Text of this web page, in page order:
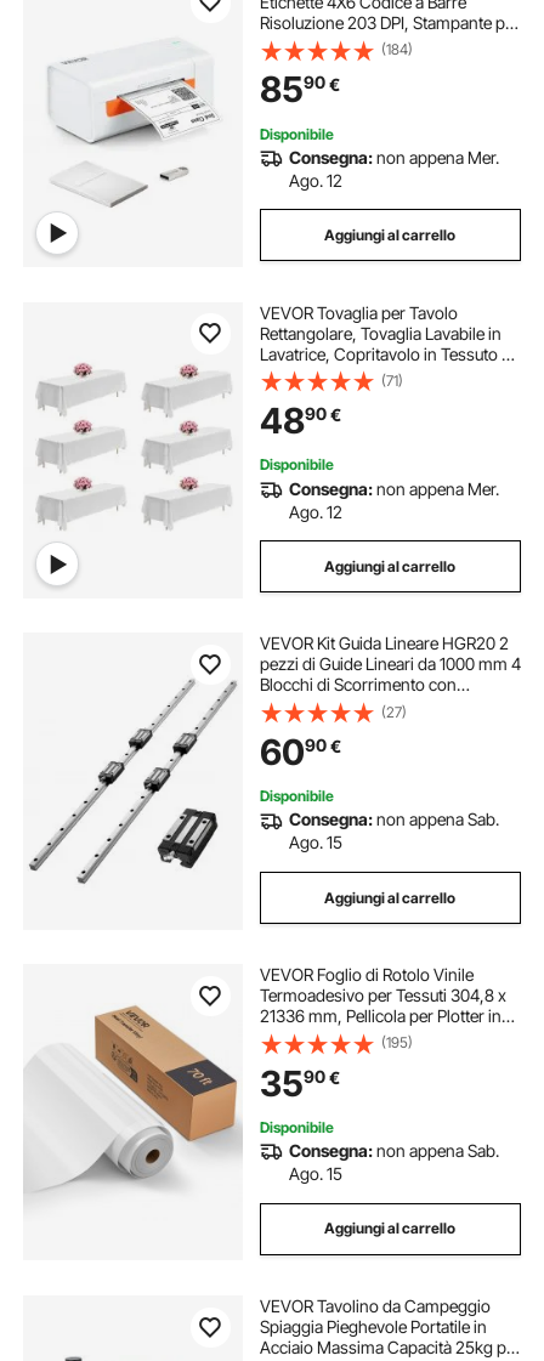
Risoluzione 203 DPI, Stampante per
Etichette Velocità da 150 mm/s
Compatibile a Sistema
Windows/MAC
OS/Linux/Chromebook,
Etichettatrice Termica
(184)
8590€
Disponibile
Consegna:non appena Mer.
Ago. 12
Aggiungi al carrello
VEVOR Tovaglia per Tavolo
Rettangolare, Tovaglia Lavabile in
Lavatrice, Copritavolo in Tessuto di
Poliestere Resistente alle Pieghe per
Matrimonio, Festa, Banchetto,
Bianco 6 Pezzi 2286 x 3353 mm
(71)
4890€
Disponibile
Consegna:non appena Mer.
Ago. 12
Aggiungi al carrello
VEVOR Kit Guida Lineare HGR20 2
pezzi di Guide Lineari da 1000 mm 4
Blocchi di Scorrimento con
Cuscinetti, Antiruggine Alta
Precisione, Binario Lineare per Fai
da te, Router CNC, Torni, Stampanti
3D
(27)
6090€
Disponibile
Consegna:non appena Sab.
Ago. 15
Aggiungi al carrello
VEVOR Foglio di Rotolo Vinile
Termoadesivo per Tessuti 304,8 x
21336 mm, Pellicola per Plotter in
Vinile a Trasferimento Termico per
Macchine da Taglio, per Magliette
Cuscini Cappelli, HTV, Bianco
(195)
3590€
Disponibile
Consegna:non appena Sab.
Ago. 15
Aggiungi al carrello
VEVOR Tavolino da Campeggio
Spiaggia Pieghevole Portatile in
Acciaio Massima Capacità 25kg per